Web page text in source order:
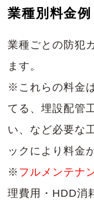
業種別料金例
業種ごとの防犯
ます。
※これらの料金
てる、埋設配管
い、など必要な
ックにより料金
※ フルメンテナ
理費用・HDD消